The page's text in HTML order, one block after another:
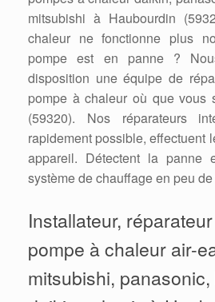
mitsubishi à Haubourdin
chaleur ne fonctionne plus
pompe est en panne ?
disposition une équipe de
pompe à chaleur où que vous
(59320). Nos réparateurs
rapidement possible, effectuent
appareil. Détectent la panne
système de chauffage en peu
Installateur,
pompe à chaleur air-
mitsubishi,